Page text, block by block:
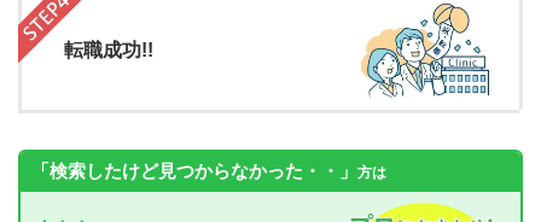
転職成功!!
「検索したけど見つからなかった・・」 方は